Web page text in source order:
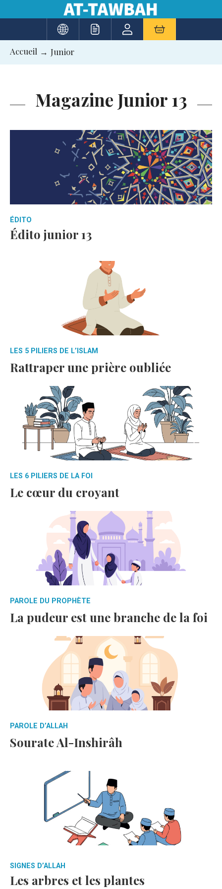
au
Accueil Junior
Magazine Junior 13
ÉDITO
Édito junior 13
LES 5 PILIERS DE L’ISLAM
Rattraper une prière oubliée
LES 6 PILIERS DE LA FOI
Le cœur du croyant
PAROLE DU PROPHÈTE
La pudeur est une branche de la foi
PAROLE D’ALLAH
Sourate Al-Inshirâh
SIGNES D’ALLAH
Les arbres et les plantes